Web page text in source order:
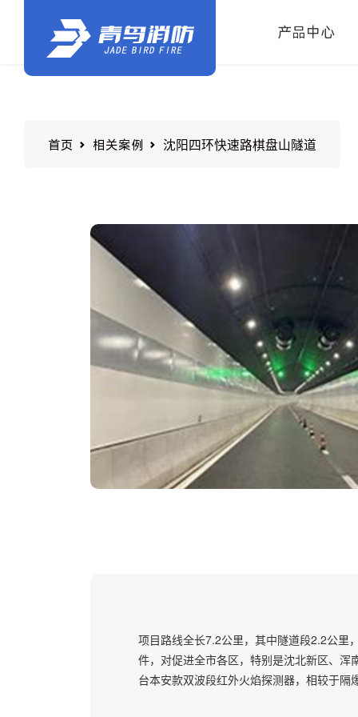
产品中心
首页 相关案例 沈阳四环快速路棋盘山隧道
项目路线全长7.2公里，其中隧道段2.2公里
件，对促进全市各区，特别是沈北新区、
台本安款双波段红外火焰探测器，相较于